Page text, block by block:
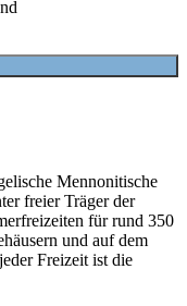
Mennonitische
freier Träger der
für rund 350
und auf dem
Freizeit ist die